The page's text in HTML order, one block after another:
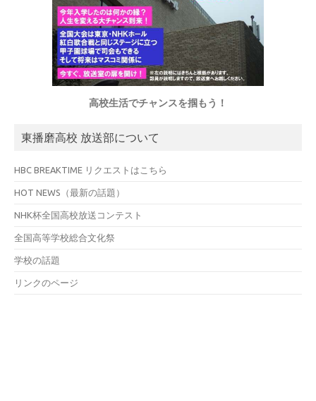
高校生活でチャンスを掴もう！
東播磨高校 放送部について
HBC BREAKTIME リクエストはこちら
HOT NEWS（最新の話題）
NHK杯全国高校放送コンテスト
全国高等学校総合文化祭
学校の話題
リンクのページ